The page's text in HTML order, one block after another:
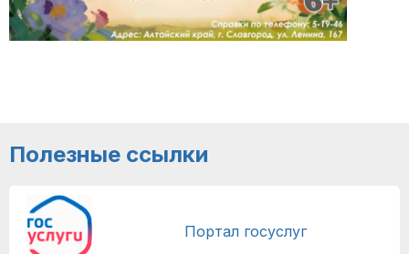
Полезные ссылки
Портал госуслуг